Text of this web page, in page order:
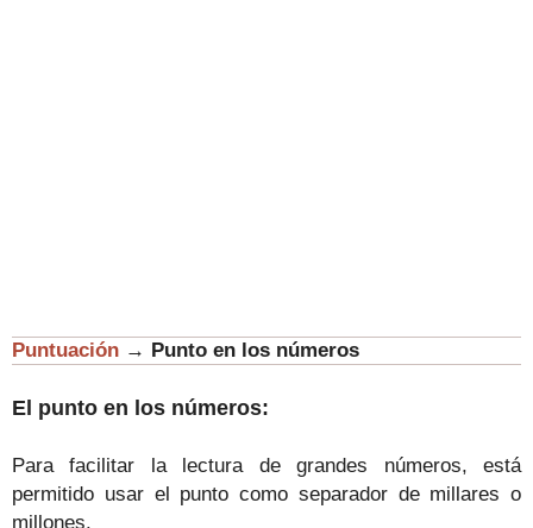
Puntuación → Punto en los números
El punto en los números:
Para facilitar la lectura de grandes números, está
permitido usar el punto como separador de millares o
millones.